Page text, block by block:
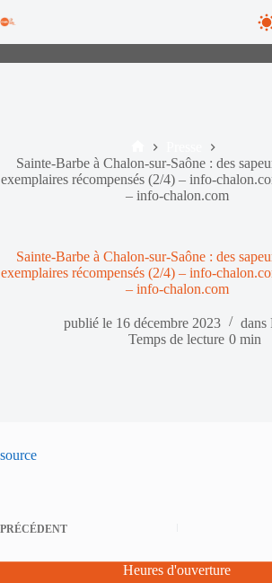
au
Accueil
Sainte-Barbe à Chalon-sur-Saône : des
exemplaires récompensés (2/4) – info-
– info-chalon.com
Sainte-Barbe à Chalon-sur-Saône : des
exemplaires récompensés (2/4) – info-
– info-chalon.com
publié le 16 décembre 2023 dans
Temps de lecture 0 min
source
PRÉCÉDENT
Heures d'ouverture